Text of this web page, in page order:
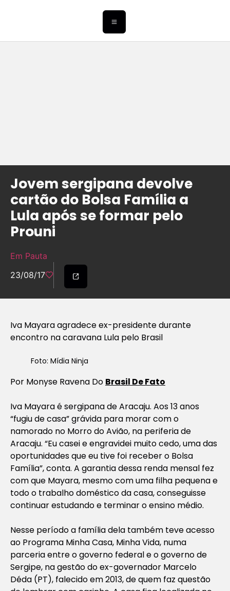
Jovem sergipana devolve
cartão do Bolsa Família a
Lula após se formar pelo
Prouni
Em Pauta
23/08/17
Iva Mayara agradece ex-presidente durante
encontro na caravana Lula pelo Brasil
Foto: Mídia Ninja
Por Monyse Ravena Do Brasil De Fato
Iva Mayara é sergipana de Aracaju. Aos 13 anos
“fugiu de casa” grávida para morar com o
namorado no Morro do Avião, na periferia de
Aracaju. “Eu casei e engravidei muito cedo, uma das
oportunidades que eu tive foi receber o Bolsa
Família”, conta. A garantia dessa renda mensal fez
com que Mayara, mesmo com uma filha pequena e
todo o trabalho doméstico da casa, conseguisse
continuar estudando e terminar o ensino médio.
Nesse período a família dela também teve acesso
ao Programa Minha Casa, Minha Vida, numa
parceria entre o governo federal e o governo de
Sergipe, na gestão do ex-governador Marcelo
Déda (PT), falecido em 2013, de quem faz questão